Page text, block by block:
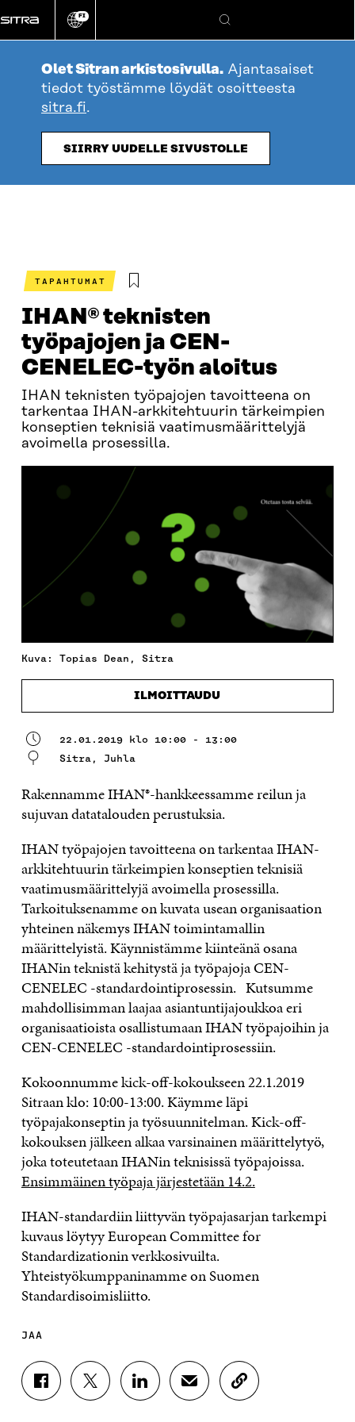
suoraan
sisältöön
Vaihda
kieli
FI
Hae
Olet Sitran arkistosivulla. Ajantasaiset
tiedot työstämme löydät osoitteesta
sitra.fi.
SIIRRY UUDELLE SIVUSTOLLE
TAPAHTUMAT
IHAN® teknisten
työpajojen ja CEN-
CENELEC-työn aloitus
IHAN teknisten työpajojen tavoitteena on
tarkentaa IHAN-arkkitehtuurin tärkeimpien
konseptien teknisiä vaatimusmäärittelyjä
avoimella prosessilla.
Kuva: Topias Dean, Sitra
ILMOITTAUDU
22.01.2019 klo 10:00 - 13:00
Sitra, Juhla
Rakennamme IHAN®-hankkeessamme reilun ja
sujuvan datatalouden perustuksia.
IHAN työpajojen tavoitteena on tarkentaa IHAN-
arkkitehtuurin tärkeimpien konseptien teknisiä
vaatimusmäärittelyjä avoimella prosessilla.
Tarkoituksenamme on kuvata usean organisaation
yhteinen näkemys IHAN toimintamallin
määrittelyistä. Käynnistämme kiinteänä osana
IHANin teknistä kehitystä ja työpajoja CEN-
CENELEC -standardointiprosessin. Kutsumme
mahdollisimman laajaa asiantuntijajoukkoa eri
organisaatioista osallistumaan IHAN työpajoihin ja
CEN-CENELEC -standardointiprosessiin.
Kokoonnumme kick-off-kokoukseen 22.1.2019
Sitraan klo: 10:00-13:00. Käymme läpi
työpajakonseptin ja työsuunnitelman. Kick-off-
kokouksen jälkeen alkaa varsinainen määrittelytyö,
joka toteutetaan IHANin teknisissä työpajoissa.
Ensimmäinen työpaja järjestetään 14.2.
IHAN-standardiin liittyvän työpajasarjan tarkempi
kuvaus löytyy European Committee for
Standardizationin verkkosivuilta.
Yhteistyökumppaninamme on Suomen
Standardisoimisliitto.
JAA
J
A
J
A
J
A
J
A
K
O